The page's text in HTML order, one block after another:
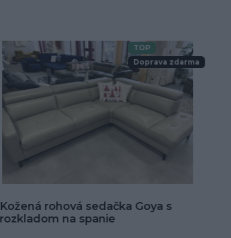
TOP
Doprava zdarma
Kožená sedačka Alexandria v tvare
U